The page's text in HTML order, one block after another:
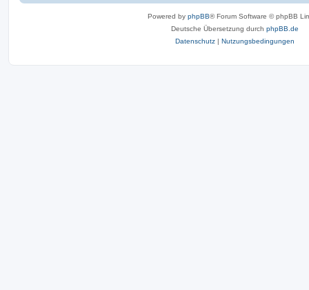
Powered by phpBB® Forum Software © phpBB
Deutsche Übersetzung durch phpBB.de
Datenschutz | Nutzungsbedingungen